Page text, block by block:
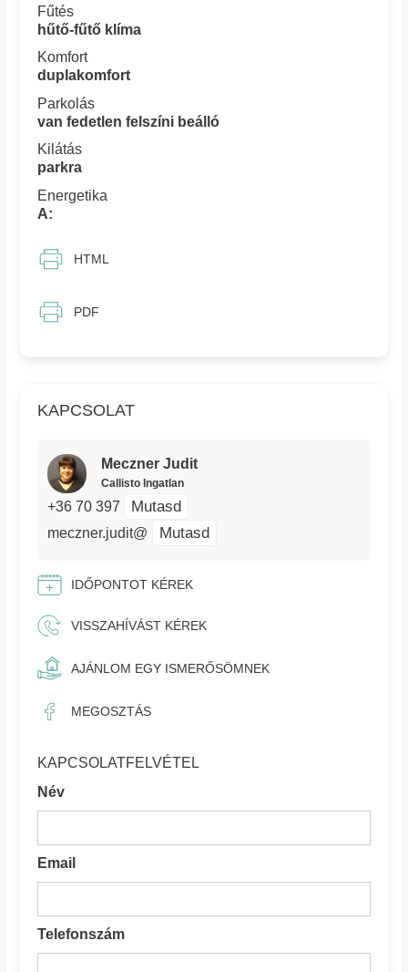
KAPCSOLAT
Meczner Judit
Callisto Ingatlan
+36 70 397 Mutasd
meczner.judit@ Mutasd
IDŐPONTOT KÉREK
VISSZAHÍVÁST KÉREK
AJÁNLOM EGY ISMERŐSÖMNEK
MEGOSZTÁS
KAPCSOLATFELVÉTEL
Név
Email
Telefonszám
Fűtés
hűtő-fűtő klíma
Komfort
duplakomfort
Parkolás
van fedetlen felszíni beálló
Kilátás
parkra
Energetika
A:
HTML
PDF